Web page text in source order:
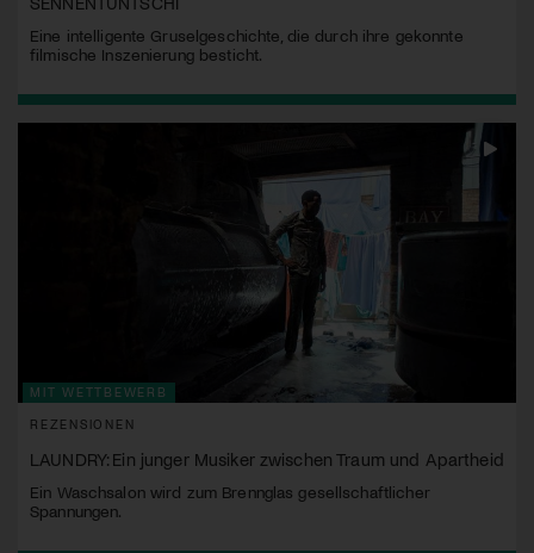
Eine intelligente Gruselgeschichte, die durch ihre gekonnte
filmische Inszenierung besticht.
MIT WETTBEWERB
REZENSIONEN
LAUNDRY: Ein junger Musiker zwischen Traum und Apartheid
Ein Waschsalon wird zum Brennglas gesellschaftlicher
Spannungen.